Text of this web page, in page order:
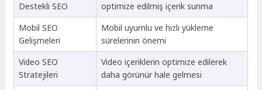
Destekli SEO
optimize edilmiş içerik sunma
Mobil SEO
Gelişmeleri
Mobil uyumlu ve hızlı yükleme
sürelerinin önemi
Video SEO
Stratejileri
Video içeriklerin optimize edilerek
daha görünür hale gelmesi